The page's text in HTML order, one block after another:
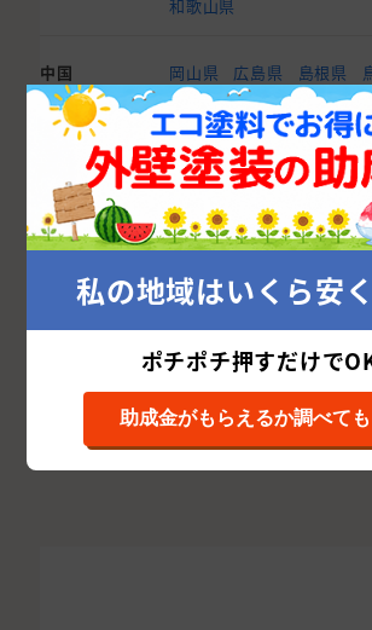
和歌山県
中国 岡山県 広島県 島根県
四国 愛媛県 香川県 高知県
九州・沖縄 福岡県 佐賀県 長崎県
宮崎県
鹿児島県 沖縄県
私の地域はいくら安
ポチポチ押すだけで
助成金がもらえるか調べても